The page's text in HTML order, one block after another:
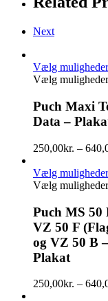
Next
Vælg muligheder
Vælg muligheder
Puch Maxi
Data –
250,00kr. –
Vælg muligheder
Vælg muligheder
Puch MS 50
VZ 50 F
og VZ 50 B –
Plakat
250,00kr. –